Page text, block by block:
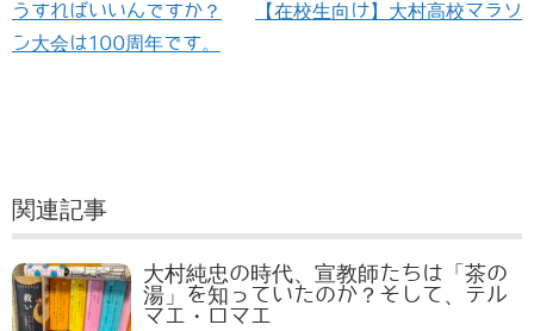
うすればいいんですか？
【在校生向け】大村高校マラソ
ン大会は100周年です。
関連記事
大村純忠の時代、宣教師たちは「茶の
湯」を知っていたのか？そして、テル
マエ・ロマエ